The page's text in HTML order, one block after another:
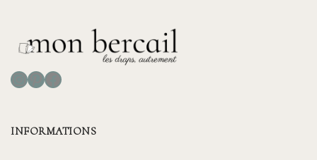
Instagram
Pinterest
Facebook
INFORMATIONS